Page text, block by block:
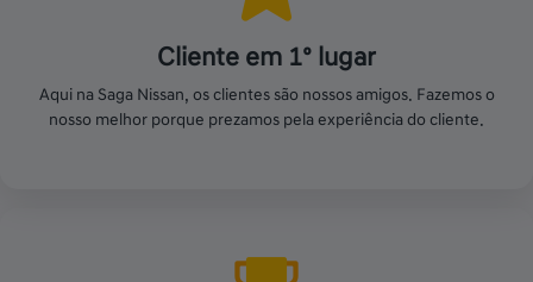
Cliente em 1º lugar
Aqui na Saga Nissan, os clientes são nossos amigos. Fazemos o
nosso melhor porque prezamos pela experiência do cliente.